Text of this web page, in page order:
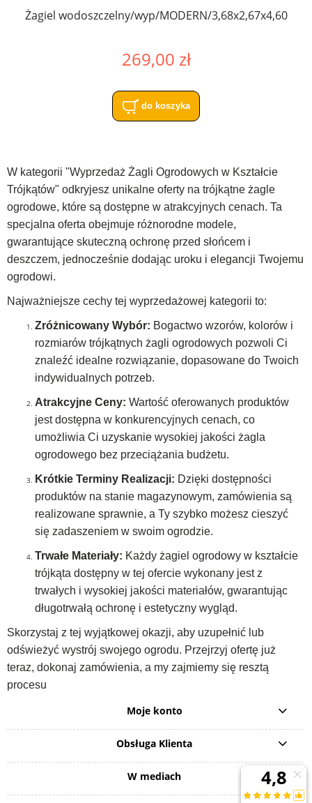
Żagiel wodoszczelny/wyp/MODERN/3,68x2,67x4,60
269,00 zł
do koszyka
W kategorii "Wyprzedaż Żagli Ogrodowych w Kształcie
Trójkątów" odkryjesz unikalne oferty na trójkątne żagle
ogrodowe, które są dostępne w atrakcyjnych cenach. Ta
specjalna oferta obejmuje różnorodne modele,
gwarantujące skuteczną ochronę przed słońcem i
deszczem, jednocześnie dodając uroku i elegancji Twojemu
ogrodowi.
Najważniejsze cechy tej wyprzedażowej kategorii to:
Zróżnicowany Wybór: Bogactwo wzorów, kolorów i
rozmiarów trójkątnych żagli ogrodowych pozwoli Ci
znaleźć idealne rozwiązanie, dopasowane do Twoich
indywidualnych potrzeb.
Atrakcyjne Ceny: Wartość oferowanych produktów
jest dostępna w konkurencyjnych cenach, co
umożliwia Ci uzyskanie wysokiej jakości żagla
ogrodowego bez przeciążania budżetu.
Krótkie Terminy Realizacji: Dzięki dostępności
produktów na stanie magazynowym, zamówienia są
realizowane sprawnie, a Ty szybko możesz cieszyć
się zadaszeniem w swoim ogrodzie.
Trwałe Materiały: Każdy żagiel ogrodowy w kształcie
trójkąta dostępny w tej ofercie wykonany jest z
trwałych i wysokiej jakości materiałów, gwarantując
długotrwałą ochronę i estetyczny wygląd.
Skorzystaj z tej wyjątkowej okazji, aby uzupełnić lub
odświeżyć wystrój swojego ogrodu. Przejrzyj ofertę już
teraz, dokonaj zamówienia, a my zajmiemy się resztą
procesu
Moje konto
Obsługa Klienta
W mediach